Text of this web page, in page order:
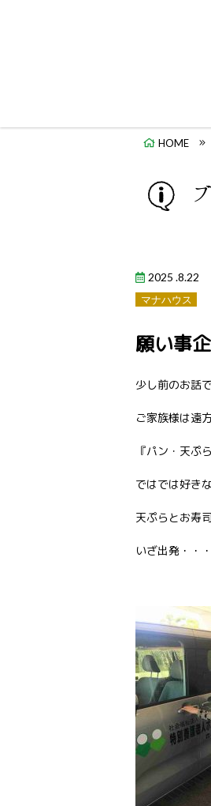
HOME
2025 .8.22
マナハウス
願い事
少し前のお話
ご家族様は遠
『パン・天ぷ
ではでは好き
天ぷらとお寿
いざ出発・・